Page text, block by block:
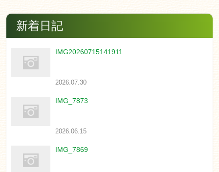
新着日記
IMG20260715141911
2026.07.30
IMG_7873
2026.06.15
IMG_7869